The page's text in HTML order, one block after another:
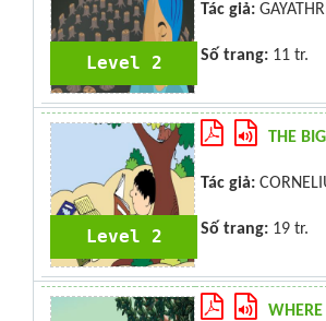
Level 2
Tác giả:
Số trang: 11 tr.
Level 2
THE
Tác giả:
Số trang: 19 tr.